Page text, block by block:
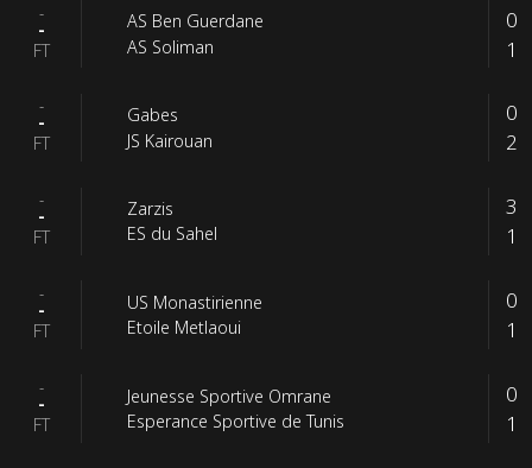
-
-
FT
AS Ben Guerdane
AS Soliman
0
1
-
-
FT
Gabes
JS Kairouan
0
2
-
-
FT
Zarzis
ES du Sahel
3
1
-
-
FT
US Monastirienne
Etoile Metlaoui
0
1
-
-
FT
Jeunesse Sportive Omrane
Esperance Sportive de Tunis
0
1